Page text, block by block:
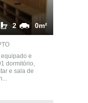
0m²
2
e
dormitório,
e sala de